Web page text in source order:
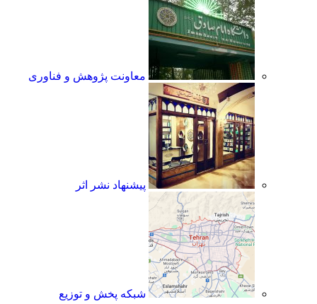
معاونت پژوهش و فناوری
پیشنهاد نشر اثر
شبکه پخش و توزیع